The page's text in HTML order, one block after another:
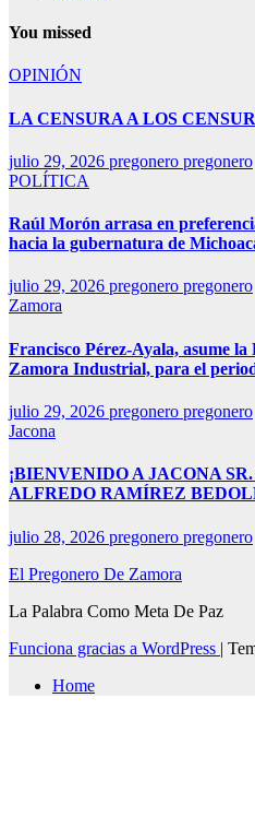
You missed
OPINIÓN
LA CENSURA A LOS
julio 29, 2026 pregonero pregonero
POLÍTICA
Raúl Morón arrasa en
hacia la gubernatura de
julio 29, 2026 pregonero pregonero
Zamora
Francisco Pérez-Ayala, asume
Zamora Industrial, para el
julio 29, 2026 pregonero pregonero
Jacona
¡BIENVENIDO A JACONA
ALFREDO RAMÍREZ
julio 28, 2026 pregonero pregonero
El Pregonero De Zamora
La Palabra Como Meta De Paz
Funciona gracias a WordPress |
Home